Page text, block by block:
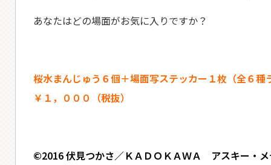
あなたはどの場面がお気に入りですか？
桜水まんじゅう６個＋場面写ステッカー１枚（全６種
￥１，０００（税抜）
©2016 伏見つかさ／ＫＡＤＯＫＡＷＡ アスキー・メ